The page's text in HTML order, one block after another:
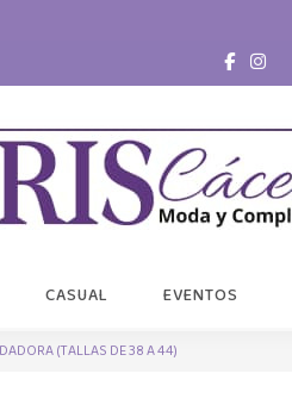
CASUAL EVENTOS
(TALLAS DE 38 A 44)